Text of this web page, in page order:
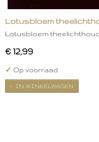
Lotusbloem
Lotusbloem
€ 12,99
✓ Op voorraad
IN WINKELWAGEN